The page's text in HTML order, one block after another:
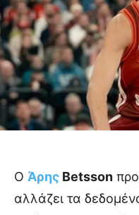
Ο Άρης Betsson
αλλάζει τα